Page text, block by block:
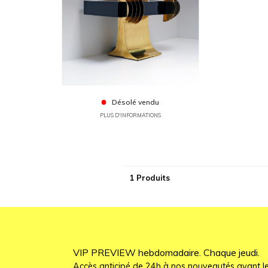
Désolé vendu
PLUS D'INFORMATIONS
1 Produits
VIP PREVIEW hebdomadaire. Chaque jeudi.